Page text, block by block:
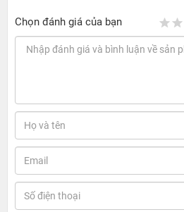
Chọn đánh giá của bạn